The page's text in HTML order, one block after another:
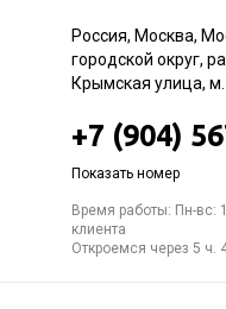
Россия, Москва,
городской округ,
Крымская улица,
+7 (904)
Показать номер
Время работы: Пн-вс:
клиента
Откроемся через 5 ч.